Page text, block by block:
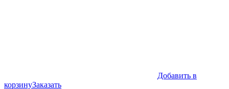
Добавить в
корзинуЗаказать